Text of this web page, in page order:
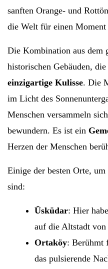
sanften Orange- und
die Welt für einen
Die Kombination aus dem
historischen Gebäuden,
einzigartige Kulisse. Die
im Licht des
Menschen versammeln
bewundern. Es ist ein
Herzen der Menschen
Einige der besten Orte,
sind:
Üsküdar: Hier
auf die Altstadt von
Ortaköy: Berühmt
das pulsierende